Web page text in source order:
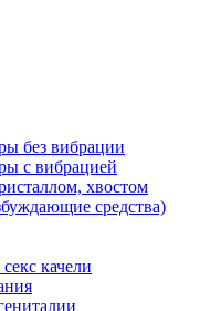
без вибрации
с вибрацией
хвостом
средства)
качели